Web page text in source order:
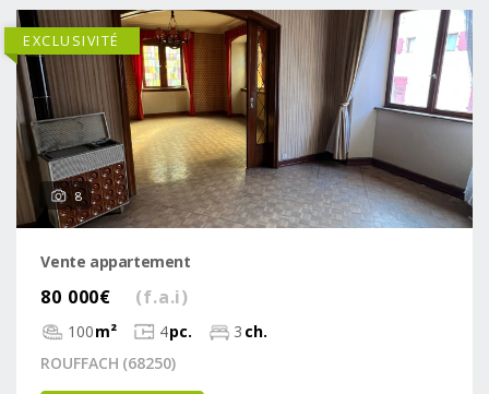
EXCLUSIVITÉ
8
Vente appartement
80 000€ (f.a.i)
100m² 4pc. 3 ch.
ROUFFACH (68250)